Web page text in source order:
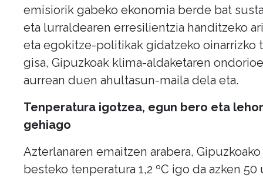
emisiorik gabeko ekonomia berde bat
eta lurraldearen erresilientzia handitzeko
eta egokitze-politikak gidatzeko oinarrizko
gisa, Gipuzkoak klima-aldaketaren
aurrean duen ahultasun-maila dela eta.
Tenperatura igotzea, egun bero eta
gehiago
Azterlanaren emaitzen arabera,
besteko tenperatura 1,2 ºC igo da azken 50